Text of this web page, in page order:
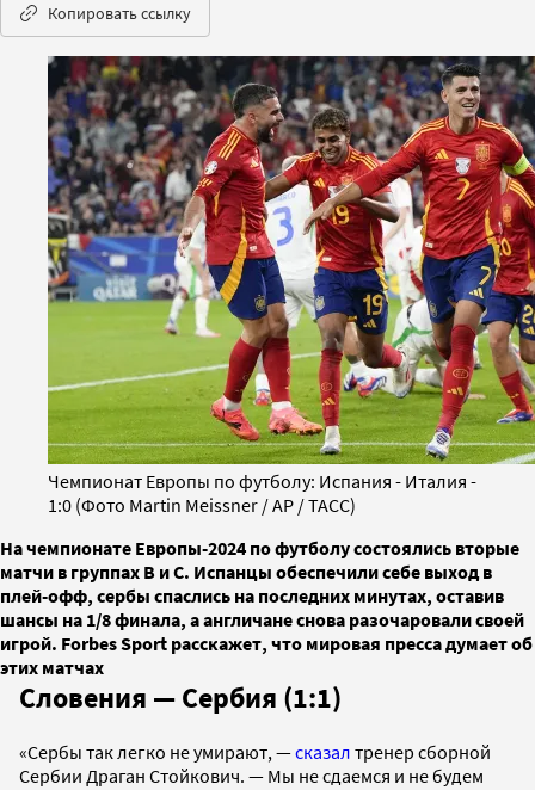
Копировать ссылку
Чемпионат Европы по футболу: Испания - Италия -
1:0 (Фото Martin Meissner / AP / TAСС)
На чемпионате Европы-2024 по футболу состоялись вторые
матчи в группах B и C. Испанцы обеспечили себе выход в
плей-офф, сербы спаслись на последних минутах, оставив
шансы на 1/8 финала, а англичане снова разочаровали своей
игрой. Forbes Sport расскажет, что мировая пресса думает об
этих матчах
Словения — Сербия (1:1)
«Сербы так легко не умирают, —сказал тренер сборной
Сербии Драган Стойкович. — Мы не сдаемся и не будем